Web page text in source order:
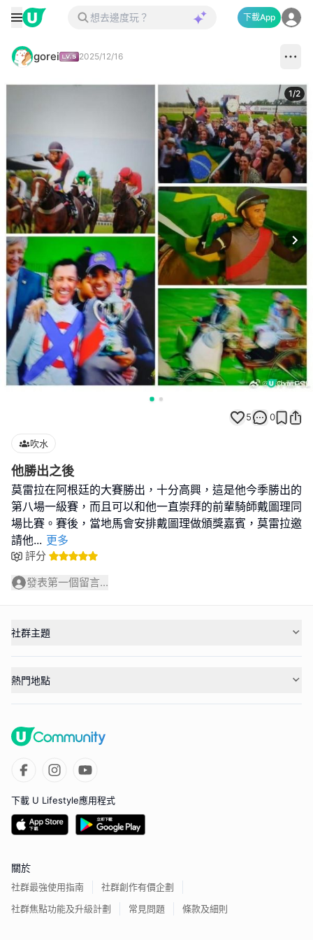
下載App
gorei 2025/12/16
1/2
5 0
吹水
他勝出之後
莫雷拉在阿根廷的大賽勝出，十分高興，這是他今季勝出的
第八場一級賽，而且可以和他一直崇拜的前輩騎師戴圖理同
場比賽。賽後，當地馬會安排戴圖理做頒獎嘉賓，莫雷拉邀
請他... 更多
評分
發表第一個留言...
社群主題
熱門地點
下載 U Lifestyle應用程式
關於
社群最強使用指南
社群創作有價企劃
社群焦點功能及升級計劃
常見問題 條款及細則